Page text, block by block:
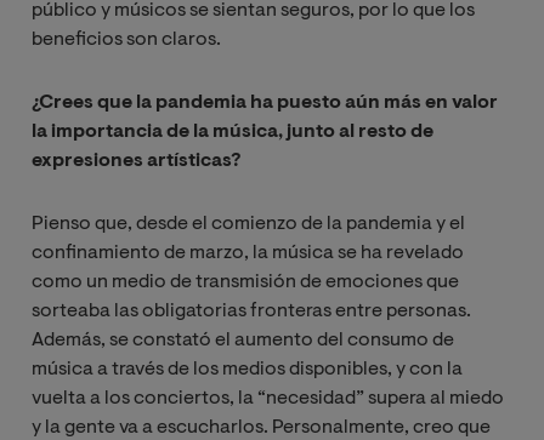
público y músicos se sientan seguros, por lo que los
beneficios son claros.
¿Crees que la pandemia ha puesto aún más en valor
la importancia de la música, junto al resto de
expresiones artísticas?
Pienso que, desde el comienzo de la pandemia y el
confinamiento de marzo, la música se ha revelado
como un medio de transmisión de emociones que
sorteaba las obligatorias fronteras entre personas.
Además, se constató el aumento del consumo de
música a través de los medios disponibles, y con la
vuelta a los conciertos, la “necesidad” supera al miedo
y la gente va a escucharlos. Personalmente, creo que